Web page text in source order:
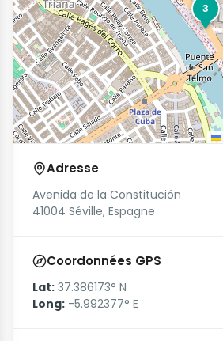
3
Adresse
Avenida de la Constitución
41004 Séville, Espagne
Coordonnées GPS
Lat: 37.386173° N
Long: -5.992377° E